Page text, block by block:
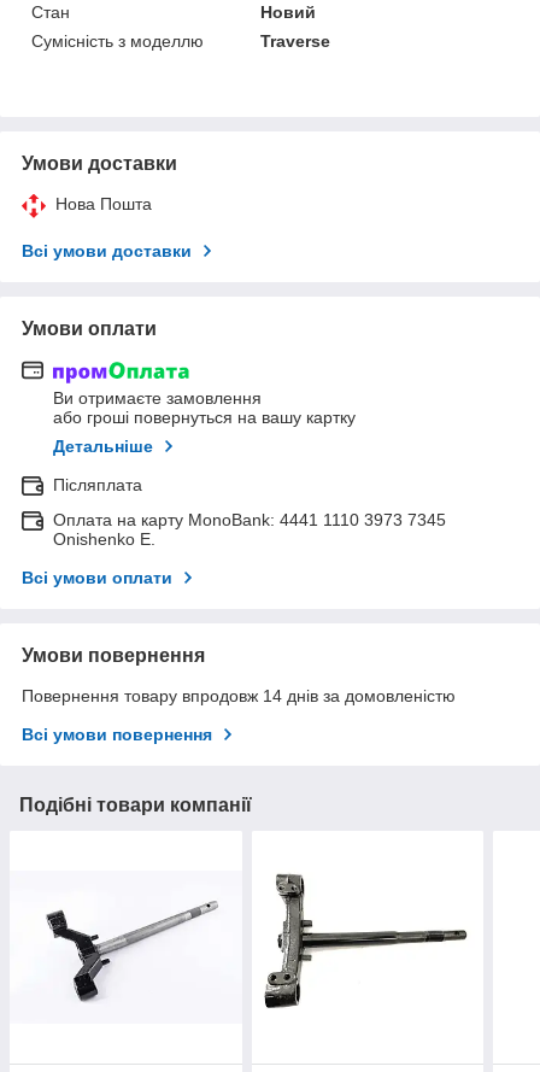
Стан
Новий
Сумісність з моделлю
Traverse
Умови доставки
Нова Пошта
Всі умови доставки
Умови оплати
Ви отримаєте замовлення
або гроші повернуться на вашу картку
Детальніше
Післяплата
Оплата на карту MonoBank: 4441 1110 3973 7345
Onishenko E.
Всі умови оплати
Умови повернення
Повернення товару впродовж 14 днів за домовленістю
Всі умови повернення
Подібні товари компанії